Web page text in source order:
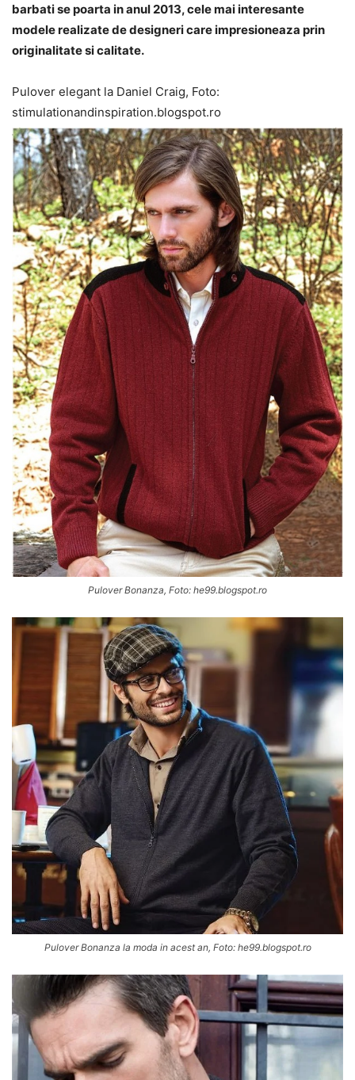
barbati se poarta in anul 2013, cele mai interesante
modele realizate de designeri care impresioneaza prin
originalitate si calitate.
Pulover elegant la Daniel Craig, Foto:
stimulationandinspiration.blogspot.ro
Pulover Bonanza, Foto: he99.blogspot.ro
Pulover Bonanza la moda in acest an, Foto: he99.blogspot.ro